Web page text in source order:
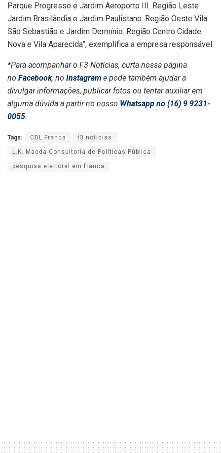
Parque Progresso e Jardim Aeroporto III. Região Leste
Jardim Brasilândia e Jardim Paulistano. Região Oeste Vila
São Sebastião e Jardim Dermínio. Região Centro Cidade
Nova e Vila Aparecida”, exemplifica a empresa responsável.
*Para acompanhar o F3 Notícias, curta nossa página
no Facebook, no Instagram e pode também ajudar a
divulgar informações, publicar fotos ou tentar auxiliar em
alguma dúvida a partir no nosso Whatsapp no (16) 9 9231-
0055.
Tags: CDL Franca f3 noticias
L.K. Maeda Consultoria de Políticas Pública
pesquisa eleitoral em franca